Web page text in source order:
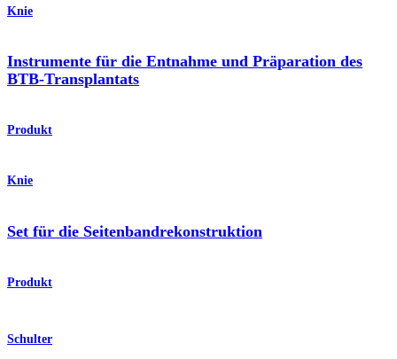
Knie
Instrumente für die Entnahme und Präparation des
BTB-Transplantats
Produkt
Knie
Set für die Seitenbandrekonstruktion
Produkt
Schulter